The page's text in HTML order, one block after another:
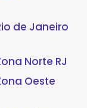
de Janeiro
Norte RJ
Oeste